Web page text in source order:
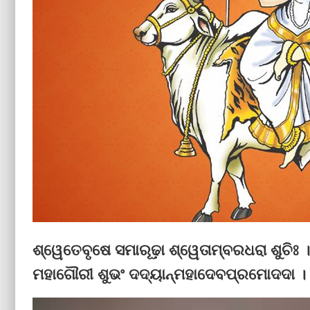
ଶ୍ୱେତେବୃଷେ ସମାରୂଢ଼ା ଶ୍ୱେତାମ୍ବରଧରା ଶୁଚିଃ ।
ମହାଗୌରୀ ଶୁଭଂ ଦଦ୍ୟାନ୍‌ମହାଦେବପ୍ରମୋଦଦା ।